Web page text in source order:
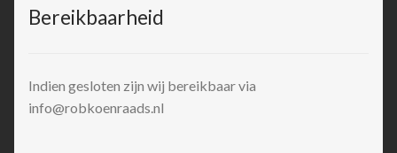
Bereikbaarheid
Indien gesloten zijn wij bereikbaar via
info@robkoenraads.nl